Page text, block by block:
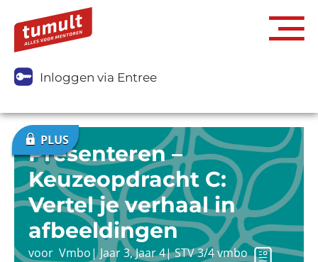
Inloggen via Entree
Presenteren –
Keuzeopdracht C:
Vertel je verhaal in
afbeeldingen
voor Vmbo|Jaar 3,Jaar 4|STV 3/4 vmbo